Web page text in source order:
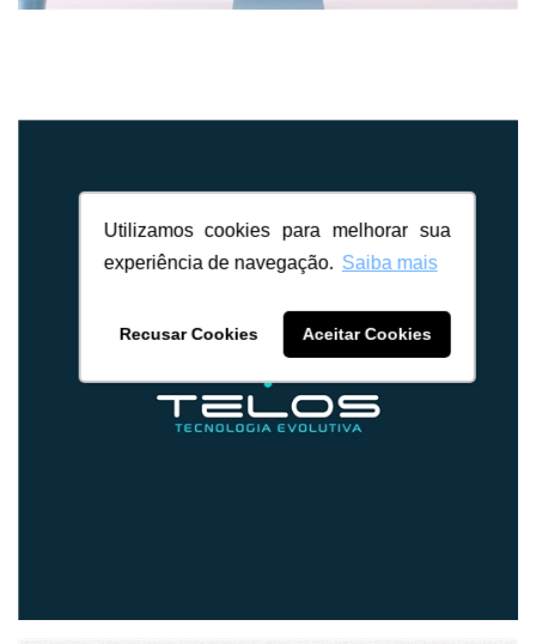
Utilizamos cookies para melhorar sua
experiência de navegação. Saiba mais
Recusar Cookies Aceitar Cookies